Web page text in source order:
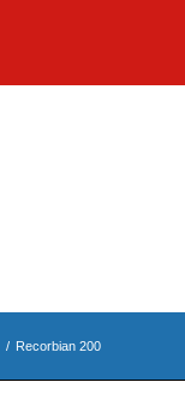
/ Recorbian 200